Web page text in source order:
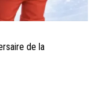
de la